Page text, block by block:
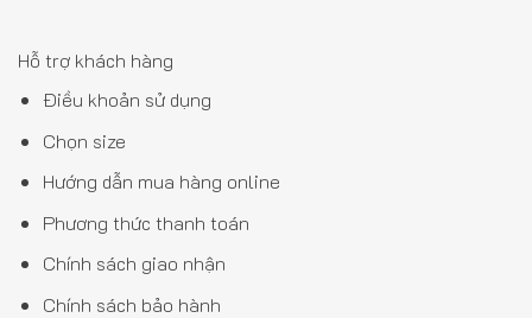
Hỗ trợ khách hàng
Điều khoản sử dụng
Chọn size
Hướng dẫn mua hàng online
Phương thức thanh toán
Chính sách giao nhận
Chính sách bảo hành